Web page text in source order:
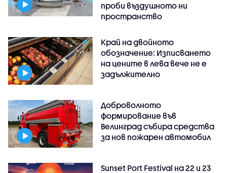
проби въздушното ни
пространство
Край на двойното
обозначение: Изписването
на цените в лева вече не е
задължително
Доброволното
формирование във
Велинград събира средства
за нов пожарен автомобил
Sunset Port Festival на 22 и 23